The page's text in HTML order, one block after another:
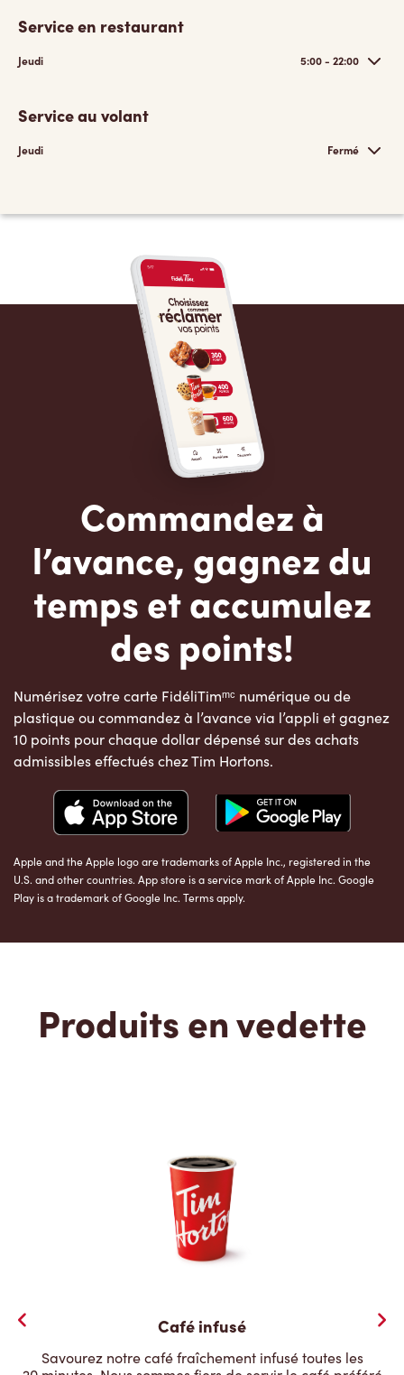
Service en restaurant
Jeudi 5:00 - 22:00
Service au volant
Jeudi Fermé
Commandez à
l’avance, gagnez du
temps et accumulez
des points!
Numérisez votre carte FidéliTimᵐᶜ numérique ou de
plastique ou commandez à l’avance via l’appli et gagnez
10 points pour chaque dollar dépensé sur des achats
admissibles effectués chez Tim Hortons.
Apple and the Apple logo are trademarks of Apple Inc., registered in the
U.S. and other countries. App store is a service mark of Apple Inc. Google
Play is a trademark of Google Inc. Terms apply.
Produits en vedette
Café infusé
Savourez notre café fraîchement infusé toutes les